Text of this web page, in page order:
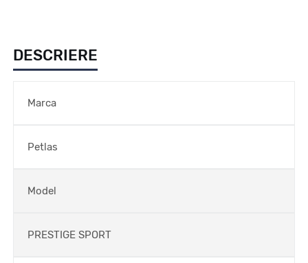
DESCRIERE
Marca
Petlas
Model
PRESTIGE SPORT